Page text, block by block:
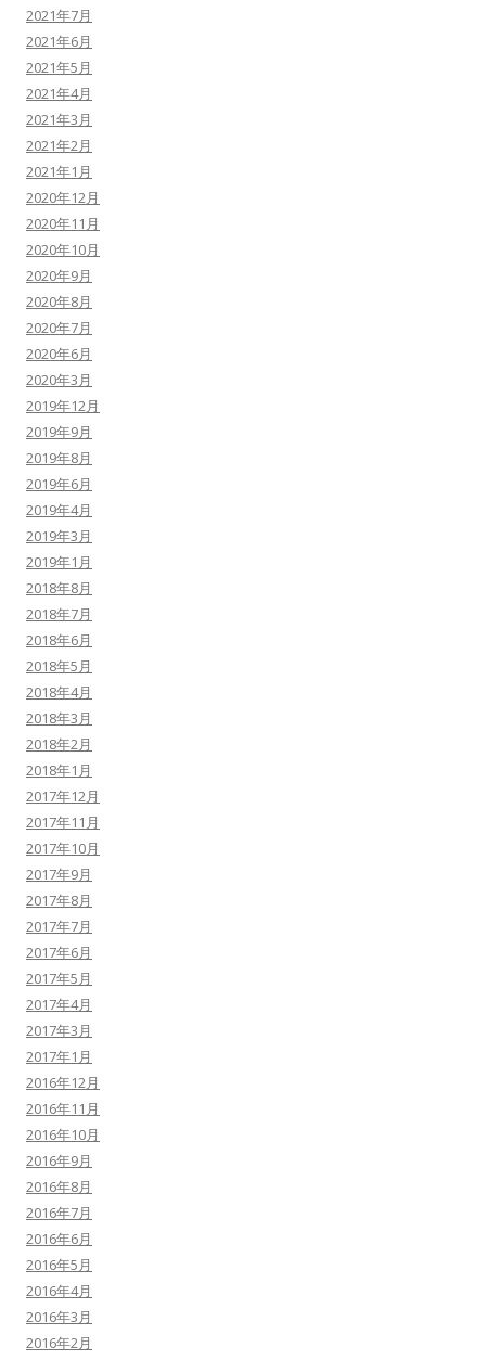
2021年7月
2021年6月
2021年5月
2021年4月
2021年3月
2021年2月
2021年1月
2020年12月
2020年11月
2020年10月
2020年9月
2020年8月
2020年7月
2020年6月
2020年3月
2019年12月
2019年9月
2019年8月
2019年6月
2019年4月
2019年3月
2019年1月
2018年8月
2018年7月
2018年6月
2018年5月
2018年4月
2018年3月
2018年2月
2018年1月
2017年12月
2017年11月
2017年10月
2017年9月
2017年8月
2017年7月
2017年6月
2017年5月
2017年4月
2017年3月
2017年1月
2016年12月
2016年11月
2016年10月
2016年9月
2016年8月
2016年7月
2016年6月
2016年5月
2016年4月
2016年3月
2016年2月